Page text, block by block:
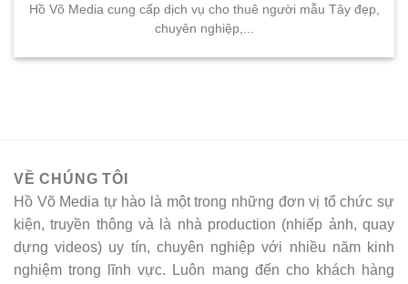
Hồ Võ Media cung cấp dịch vụ cho thuê người mẫu Tây đẹp,
chuyên nghiệp,...
VỀ CHÚNG TÔI
Hồ Võ Media tự hào là một trong những đơn vị tổ chức sự
kiện, truyền thông và là nhà production (nhiếp ảnh, quay
dựng videos) uy tín, chuyên nghiệp với nhiều năm kinh
nghiệm trong lĩnh vực. Luôn mang đến cho khách hàng